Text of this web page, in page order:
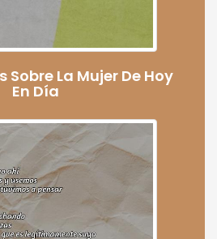
Sobre La Mujer De Hoy
En Día